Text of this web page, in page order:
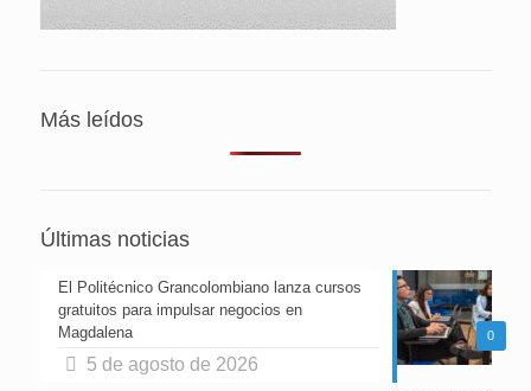
Más leídos
Últimas noticias
0
El Politécnico Grancolombiano lanza cursos
gratuitos para impulsar negocios en
Magdalena
5 de agosto de 2026